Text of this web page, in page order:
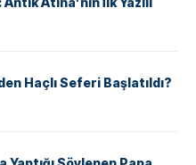
Haçlı Seferi Başlatıldı?